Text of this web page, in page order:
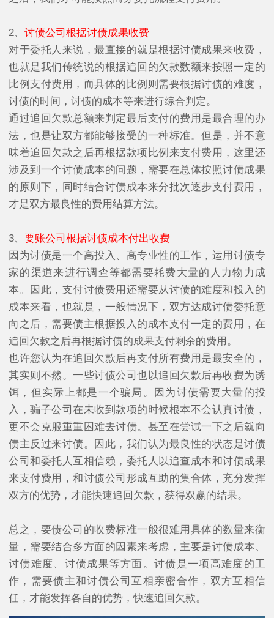
2、 讨债公司根据讨债成果收费
对于委托人来说，最直接的就是根据讨债成果来收费，
也就是我们传统说的根据追回的欠款数额来按照一定的
比例支付费用，而具体的比例则需要根据讨债的难度，
讨债的时间，讨债的成本等来进行综合判定。
通过追回欠款总额来判定最后支付的费用是最合理的办
法，也是让双方都能够接受的一种标准。但是，并不意
味着追回欠款之后再根据款项比例来支付费用，这里还
涉及到一个讨债成本的问题，需要在总体按照讨债成果
的原则下，同时结合讨债成本来分批次逐步支付费用，
才是双方最良性的费用结算方法。
3、 要账公司根据讨债成本付出收费
因为讨债是一个高投入、高专业性的工作，运用讨债专
家的渠道来进行调查等都需要耗费大量的人力物力成
本。因此，支付讨债费用还需要从讨债的难度和投入的
成本来看，也就是，一般情况下，双方达成讨债委托意
向之后，需要债主根据投入的成本支付一定的费用，在
追回欠款之后再根据讨债的成果支付剩余的费用。
也许您认为在追回欠款后再支付所有费用是最安全的，
其实则不然。一些讨债公司也以追回欠款后再收费为诱
饵，但实际上都是一个骗局。因为讨债需要大量的投
入，骗子公司在未收到款项的时候根本不会认真讨债，
更不会克服重重困难去讨债。甚至在尝试一下之后就向
债主反过来讨债。因此，我们认为最良性的状态是讨债
公司和委托人互相信赖，委托人以追查成本和讨债成果
来支付费用，和讨债公司形成互助的集合体，充分发挥
双方的优势，才能快速追回欠款，获得双赢的结果。
总之，要债公司的收费标准一般很难用具体的数量来衡
量，需要结合多方面的因素来考虑，主要是讨债成本、
讨债难度、讨债成果等方面。讨债是一项高难度的工
作，需要债主和讨债公司互相亲密合作，双方互相信
任，才能发挥各自的优势，快速追回欠款。